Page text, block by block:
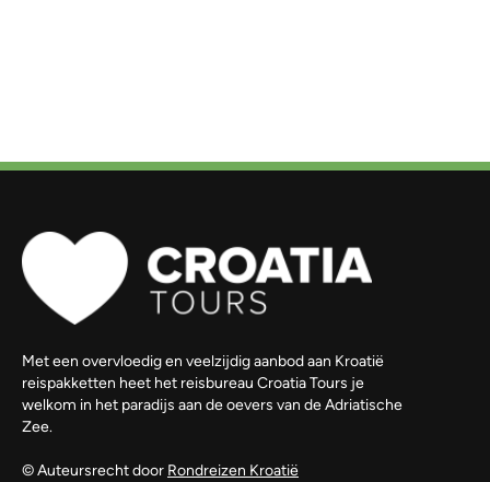
Met een overvloedig en veelzijdig aanbod aan Kroatië
reispakketten heet het reisbureau Croatia Tours je
welkom in het paradijs aan de oevers van de Adriatische
Zee.
© Auteursrecht door Rondreizen Kroatië